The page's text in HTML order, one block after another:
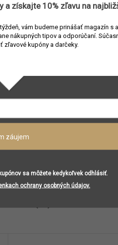
pelargónia
tonka, agarové drevo,
a získajte 10% zľavu na
vám budeme prinášať magazín s
nákupných tipov a odporúčaní.
kupóny a darčeky.
záujem
sa môžete kedykoľvek odhlásiť.
ochrany osobných údajov.